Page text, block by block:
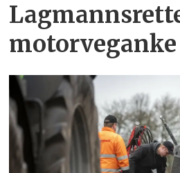
motorveganke